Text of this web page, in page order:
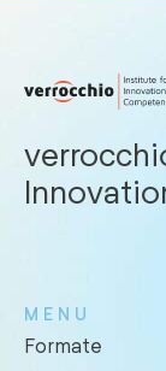
MENU
Formate